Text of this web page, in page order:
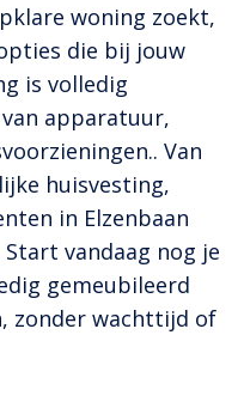
woning zoekt,
die bij jouw
is volledig
apparatuur,
Van
huisvesting,
in Elzenbaan
vandaag nog je
gemeubileerd
zonder wachttijd of